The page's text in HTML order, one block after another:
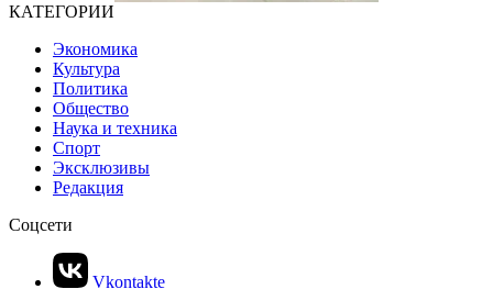
КАТЕГОРИИ
Экономика
Культура
Политика
Общество
Наука и техника
Спорт
Эксклюзивы
Редакция
Соцсети
Vkontakte